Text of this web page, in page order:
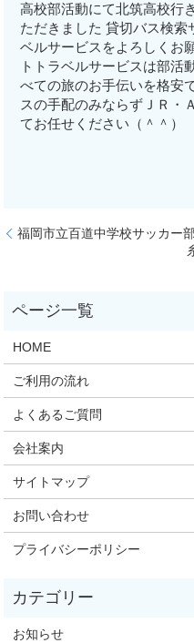
高校部活動にて北筑高校行
ただきました 貸切バス検索
ベルサービスをよろしくお
トトラベルサービスは部活
べての旅のお手伝いを格安
スの手配のみならずＪＲ・
てお任せください（＾＾）
福岡市立百道中学校サッカー
HOME
ご利用の流れ
よくあるご質問
会社案内
サイトマップ
お問い合わせ
プライバシーポリシー
お知らせ